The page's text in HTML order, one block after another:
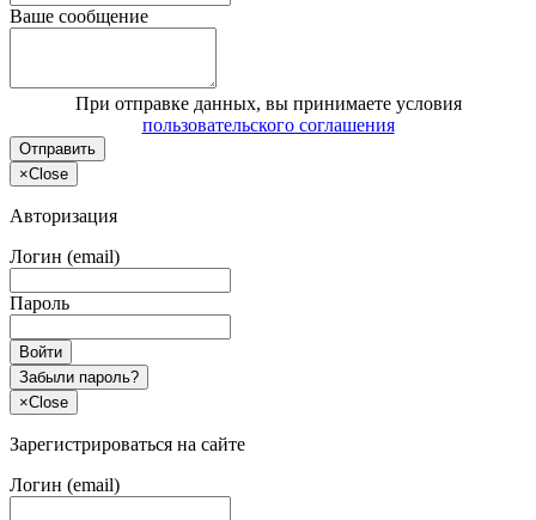
Ваше сообщение
При отправке данных, вы принимаете условия
пользовательского соглашения
Отправить
×Close
Авторизация
Логин (email)
Пароль
Войти
Забыли пароль?
×Close
Зарегистрироваться на сайте
Логин (email)